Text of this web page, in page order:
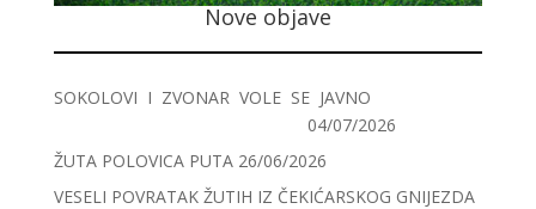
Nove objave
SOKOLOVI I ZVONAR VOLE SE JAVNO
04/07/2026
ŽUTA POLOVICA PUTA 26/06/2026
VESELI POVRATAK ŽUTIH IZ ČEKIĆARSKOG GNIJEZDA